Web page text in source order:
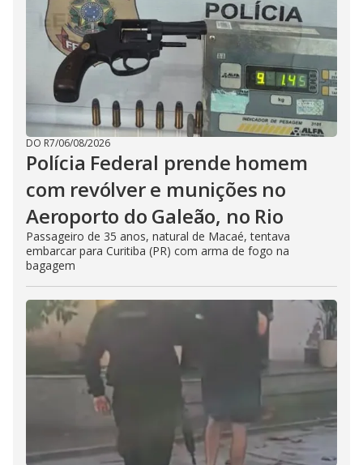
DO R7/06/08/2026
Polícia Federal prende homem
com revólver e munições no
Aeroporto do Galeão, no Rio
Passageiro de 35 anos, natural de Macaé, tentava
embarcar para Curitiba (PR) com arma de fogo na
bagagem